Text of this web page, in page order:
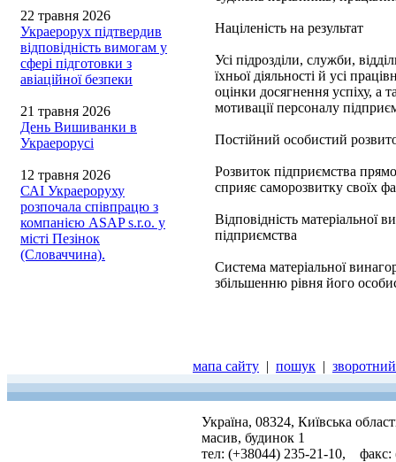
22 травня 2026
Украерорух підтвердив
відповідність вимогам у
сфері підготовки з
авіаційної безпеки
21 травня 2026
День Вишиванки в
Украерорусі
12 травня 2026
САІ Украероруху
розпочала співпрацю з
компанією ASAP s.r.o. у
місті Пезінок
(Словаччина).
Націленість на результат
Усі підрозділи, служби,
їхньої діяльності й усі
оцінки досягнення успіху, а
мотивації персоналу
Постійний особистий
Розвиток підприємства
сприяє саморозвитку своїх
Відповідність матеріальної
підприємства
Система матеріальної
збільшенню рівня його
мапа сайту | пошук |
Україна, 08324, Київська
масив, будинок 1
тел: (+38044) 235-21-10, факс: